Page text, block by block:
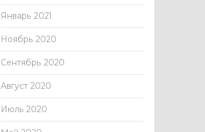
Январь 2021
Ноябрь 2020
Сентябрь 2020
Август 2020
Июль 2020